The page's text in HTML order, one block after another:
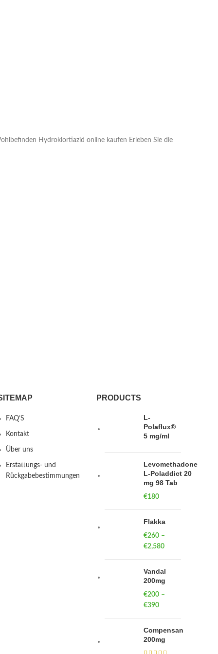
Hydroklortiazid online kaufen Erleben Sie die
FAQ’S
Kontakt
Über uns
Erstattungs- und
Rückgabebestimmungen
PRODUCTS
L-
Polaflux®
5 mg/ml
Levomethadone
L-Poladdict 20
mg 98 Tab
€180
Flakka
€260 –
€2,580
€260
through
Vandal
200mg
€200 –
€390
through
Compensan
200mg